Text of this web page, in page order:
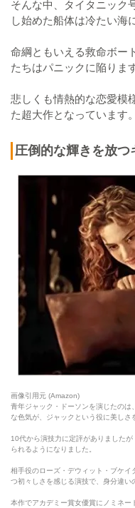
そんな中、タイタニック
し始めた船体は冷たい海
命綱ともいえる救命ボー
たちはパニックに陥ります
悲しくも情熱的な恋愛模
た超大作となっています。
圧倒的な輝きを放つ
画像引用元 (Amazon)
青年ジャック・ドーソンを演じたの
な色気が、ジャックという役に美しさ
10代から演技力に定評がありました
られるようになりました。
相手役のローズ・デウィット・ブケ
つ初々しさを感じる演技で、身分違い
本作でアカデミー賞女優賞にノミネー